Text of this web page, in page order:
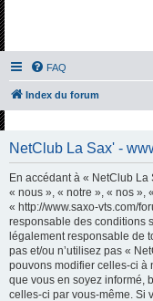
FAQ
Index du forum
NetClub La Sax' -
En accédant à « NetClub
« nous », « notre », « nos »,
« http://www.saxo-vts.com/
responsable des conditions
légalement responsable de
pas et/ou n’utilisez pas «
pouvons modifier celles-ci à
que vous en soyez informé,
celles-ci par vous-même. Si